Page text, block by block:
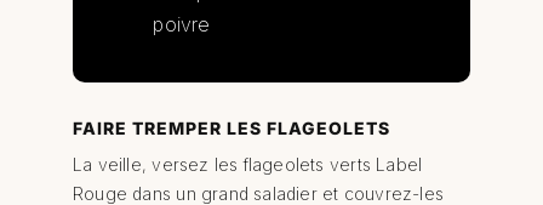
poivre
FAIRE TREMPER LES FLAGEOLETS
La veille, versez les flageolets verts Label
Rouge dans un grand saladier et couvrez-les